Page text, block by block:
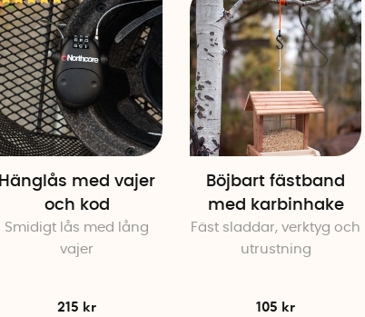
Hänglås med vajer
och kod
Smidigt lås med l ång
vajer
215 kr
Böjbart fästband
med karbinhake
Fäst sladdar, verktyg och
utrustning
105 kr